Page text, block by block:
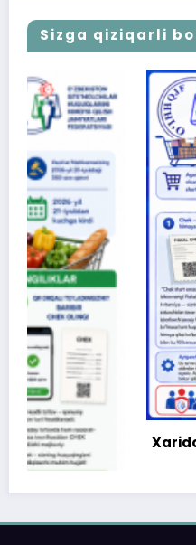
Sizga qiziqarli
Xaridormisiz yoki